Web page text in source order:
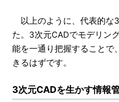
以上のように、代表的な
た。3次元CADでモデリン
能を一通り把握することで
きるはずです。
3次元CADを生かす情報